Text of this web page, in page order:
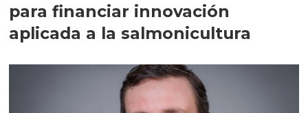
para financiar innovación
aplicada a la salmonicultura